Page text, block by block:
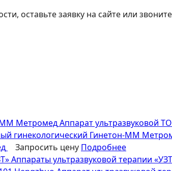
оставьте заявку на сайте или
Аппарат
Запросить цену Подробнее
Аппараты ультразвуковой терапии